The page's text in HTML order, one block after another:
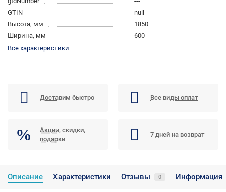
GTIN
null
Высота, мм
1850
Ширина, мм
600
Все характеристики
Доставим быстро Все виды оплат
Акции, скидки,
подарки
7 дней на возврат
Описание Характеристики Отзывы 0 Информация